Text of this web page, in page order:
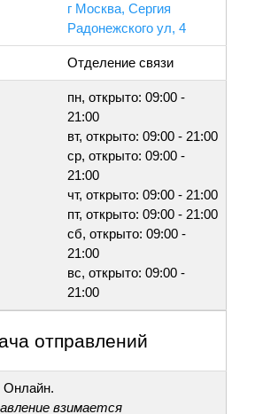
г Москва, Сергия
Радонежского ул, 4
Отделение связи
пн, открыто: 09:00 -
21:00
вт, открыто: 09:00 - 21:00
ср, открыто: 09:00 -
21:00
чт, открыто: 09:00 - 21:00
пт, открыто: 09:00 - 21:00
сб, открыто: 09:00 -
21:00
вс, открыто: 09:00 -
21:00
отправлений
взимается